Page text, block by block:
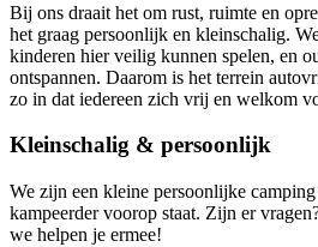
Bij ons draait het om rust, ruimte en
het graag persoonlijk en kleinschalig.
kinderen hier veilig kunnen spelen, en
ontspannen. Daarom is het terrein
zo in dat iedereen zich vrij en welkom
Kleinschalig & persoonlijk
We zijn een kleine persoonlijke
kampeerder voorop staat. Zijn er
we helpen je ermee!